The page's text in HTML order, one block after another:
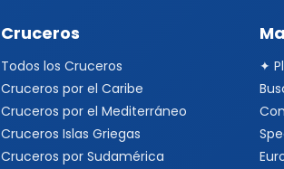
Cruceros
Todos los Cruceros
Cruceros por el Caribe
Cruceros por el Mediterráneo
Cruceros Islas Griegas
Cruceros por Sudamérica
✦